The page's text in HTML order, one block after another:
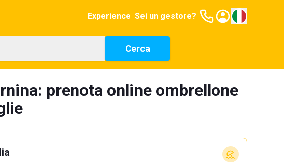
Experience Sei un gestore?
Cerca
prenota online ombrellone